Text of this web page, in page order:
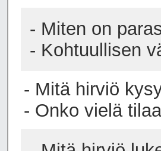
- Miten on
- Kohtuullisen
- Mitä hirviö
- Onko vielä